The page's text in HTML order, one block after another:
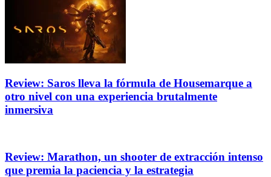
Review: Saros lleva la fórmula de Housemarque a
otro nivel con una experiencia brutalmente
inmersiva
Review: Marathon, un shooter de extracción intenso
que premia la paciencia y la estrategia